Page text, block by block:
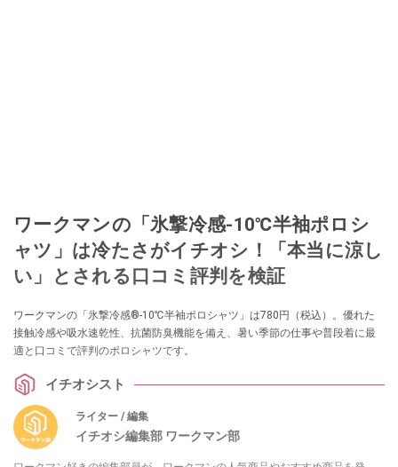
ワークマンの「氷撃冷感-10℃半袖ポロシ
ャツ」は冷たさがイチオシ！「本当に涼し
い」とされる口コミ評判を検証
ワークマンの「氷撃冷感®-10℃半袖ポロシャツ」は780円（税込）。優れた
接触冷感や吸水速乾性、抗菌防臭機能を備え、暑い季節の仕事や普段着に最
適と口コミで評判のポロシャツです。
イチオシスト
ライター / 編集
イチオシ編集部 ワークマン部